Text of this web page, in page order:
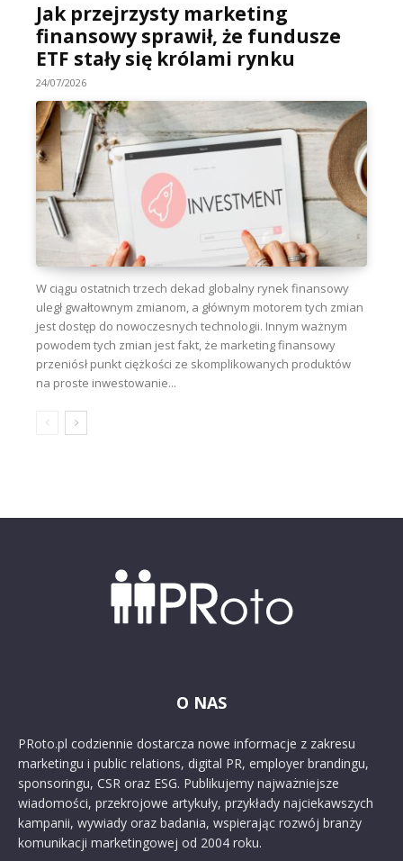
Jak przejrzysty marketing
finansowy sprawił, że fundusze
ETF stały się królami rynku
24/07/2026
W ciągu ostatnich trzech dekad globalny rynek finansowy
uległ gwałtownym zmianom, a głównym motorem tych zmian
jest dostęp do nowoczesnych technologii. Innym ważnym
powodem tych zmian jest fakt, że marketing finansowy
przeniósł punkt ciężkości ze skomplikowanych produktów
na proste inwestowanie...
O NAS
PRoto.pl codziennie dostarcza nowe informacje z zakresu
marketingu i public relations, digital PR, employer brandingu,
sponsoringu, CSR oraz ESG. Publikujemy najważniejsze
wiadomości, przekrojowe artykuły, przykłady najciekawszych
kampanii, wywiady oraz badania, wspierając rozwój branży
komunikacji marketingowej od 2004 roku.